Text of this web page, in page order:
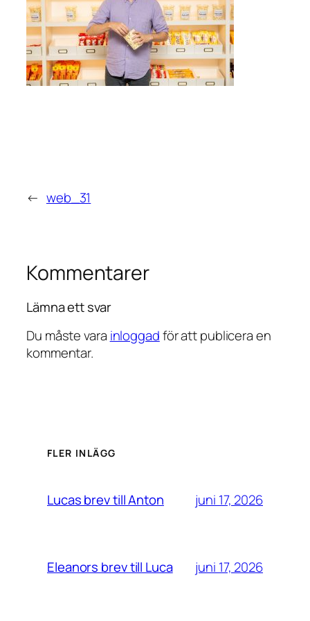
← web_31
Kommentarer
Lämna ett svar
Du måste vara inloggadför att publicera en
kommentar.
FLER INLÄGG
Lucas brev till Anton juni 17, 2026
Eleanors brev till Luca juni 17, 2026